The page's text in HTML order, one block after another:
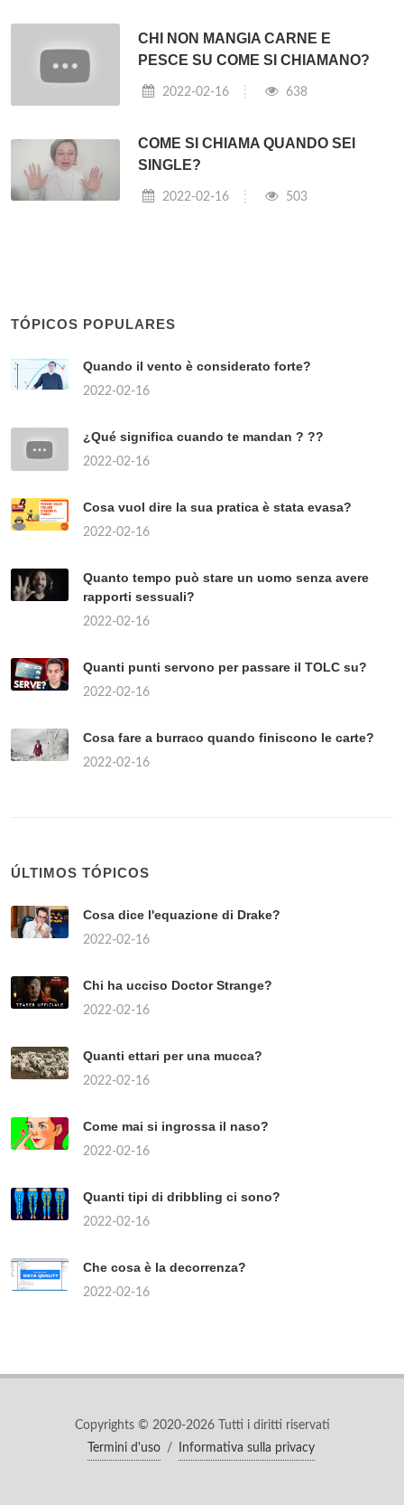
CHI NON MANGIA CARNE E
PESCE SU COME SI CHIAMANO?
2022-02-16 638
COME SI CHIAMA QUANDO SEI
SINGLE?
2022-02-16 503
TÓPICOS POPULARES
Quando il vento è considerato forte?
2022-02-16
¿Qué significa cuando te mandan ? ??
2022-02-16
Cosa vuol dire la sua pratica è stata evasa?
2022-02-16
Quanto tempo può stare un uomo senza avere
rapporti sessuali?
2022-02-16
Quanti punti servono per passare il TOLC su?
2022-02-16
Cosa fare a burraco quando finiscono le carte?
2022-02-16
ÚLTIMOS TÓPICOS
Cosa dice l'equazione di Drake?
2022-02-16
Chi ha ucciso Doctor Strange?
2022-02-16
Quanti ettari per una mucca?
2022-02-16
Come mai si ingrossa il naso?
2022-02-16
Quanti tipi di dribbling ci sono?
2022-02-16
Che cosa è la decorrenza?
2022-02-16
Copyrights © 2020-2026 Tutti i diritti riservati
Termini d'uso
/ Informativa sulla privacy